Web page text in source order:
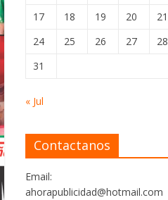
17
18 19 20 21
24
25 26 27 28
31
« Jul
Contactanos
Email:
ahorapublicidad@hotmail.com